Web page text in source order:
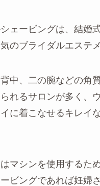
ェービングは、結婚
のブライダルエステ
中、二の腕などの角
れるサロンが多く、
に着こなせるキレイ
マシンを使用するた
ビングであれば妊婦